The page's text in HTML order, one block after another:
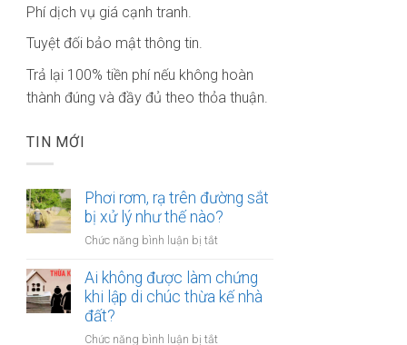
Phí dịch vụ giá cạnh tranh.
Tuyệt đối bảo mật thông tin.
Trả lại 100% tiền phí nếu không hoàn
thành đúng và đầy đủ theo thỏa thuận.
TIN MỚI
Phơi rơm, rạ trên đường sắt
bị xử lý như thế nào?
Chức năng bình luận bị tắt
rơm,
rạ
Ai không được làm chứng
khi lập di chúc thừa kế nhà
đất?
Chức năng bình luận bị tắt